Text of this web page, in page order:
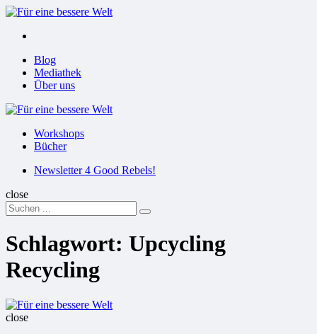
Menu
Menu
Blog
Mediathek
Über uns
Für
Workshops
Bücher
SuchenNewsletter 4 Good Rebels!
close
Search
for:
Suchen
Schlagwort: Upcycling
Recycling
Für
close